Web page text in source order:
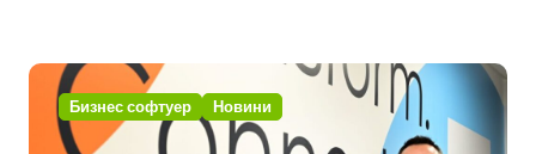
Бизнес софтуер Новини